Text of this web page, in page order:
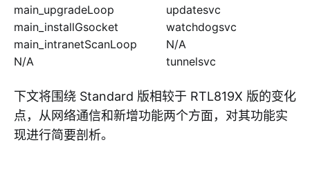
main_upgradeLoop
updatesvc
main_installGsocket
watchdogsvc
main_intranetScanLoop
N/A
N/A
tunnelsvc
下文将围绕 Standard 版相较于 RTL819X 版的变化
点，从网络通信和新增功能两个方面，对其功能实
现进行简要剖析。